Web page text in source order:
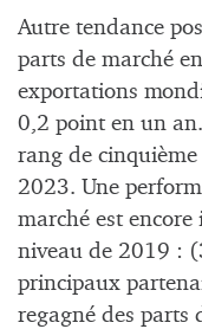
Autre tendance
parts de marché
exportations
0,2 point en un
rang de
2023. Une
marché est
niveau de 2019 :
principaux
regagné des